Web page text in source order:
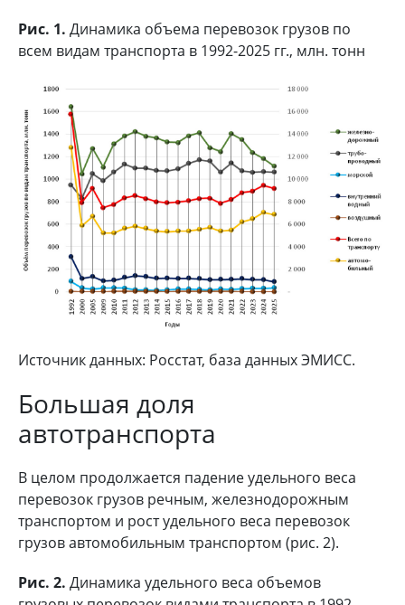
Рис. 1. Динамика объема перевозок грузов по
всем видам транспорта в 1992-2025 гг., млн. тонн
Источник данных: Росстат, база данных ЭМИСС.
Большая доля
автотранспорта
В целом продолжается падение удельного веса
перевозок грузов речным, железнодорожным
транспортом и рост удельного веса перевозок
грузов автомобильным транспортом (рис. 2).
Рис. 2. Динамика удельного веса объемов